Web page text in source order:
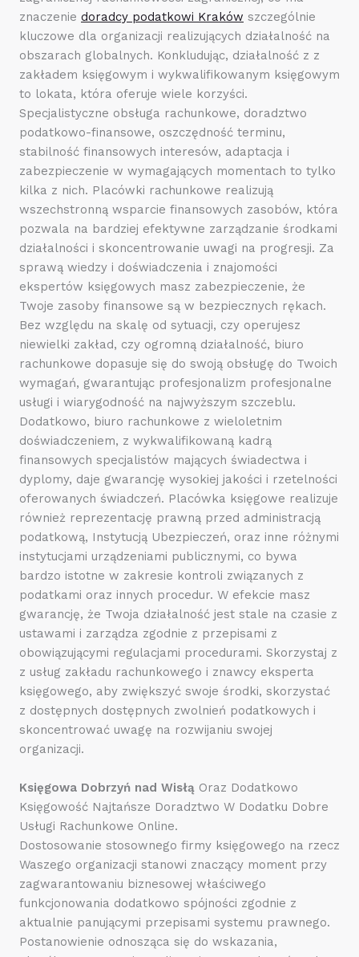
znaczenie doradcy podatkowi Kraków szczególnie
kluczowe dla organizacji realizujących działalność na
obszarach globalnych. Konkludując, działalność z z
zakładem księgowym i wykwalifikowanym księgowym
to lokata, która oferuje wiele korzyści.
Specjalistyczne obsługa rachunkowe, doradztwo
podatkowo-finansowe, oszczędność terminu,
stabilność finansowych interesów, adaptacja i
zabezpieczenie w wymagających momentach to tylko
kilka z nich. Placówki rachunkowe realizują
wszechstronną wsparcie finansowych zasobów, która
pozwala na bardziej efektywne zarządzanie środkami
działalności i skoncentrowanie uwagi na progresji. Za
sprawą wiedzy i doświadczenia i znajomości
ekspertów księgowych masz zabezpieczenie, że
Twoje zasoby finansowe są w bezpiecznych rękach.
Bez względu na skalę od sytuacji, czy operujesz
niewielki zakład, czy ogromną działalność, biuro
rachunkowe dopasuje się do swoją obsługę do Twoich
wymagań, gwarantując profesjonalizm profesjonalne
usługi i wiarygodność na najwyższym szczeblu.
Dodatkowo, biuro rachunkowe z wieloletnim
doświadczeniem, z wykwalifikowaną kadrą
finansowych specjalistów mających świadectwa i
dyplomy, daje gwarancję wysokiej jakości i rzetelności
oferowanych świadczeń. Placówka księgowe realizuje
również reprezentację prawną przed administracją
podatkową, Instytucją Ubezpieczeń, oraz inne różnymi
instytucjami urządzeniami publicznymi, co bywa
bardzo istotne w zakresie kontroli związanych z
podatkami oraz innych procedur. W efekcie masz
gwarancję, że Twoja działalność jest stale na czasie z
ustawami i zarządza zgodnie z przepisami z
obowiązującymi regulacjami procedurami. Skorzystaj z
z usług zakładu rachunkowego i znawcy eksperta
księgowego, aby zwiększyć swoje środki, skorzystać
z dostępnych dostępnych zwolnień podatkowych i
skoncentrować uwagę na rozwijaniu swojej
organizacji.
Księgowa Dobrzyń nad Wisłą Oraz Dodatkowo
Księgowość Najtańsze Doradztwo W Dodatku Dobre
Usługi Rachunkowe Online.
Dostosowanie stosownego firmy księgowego na rzecz
Waszego organizacji stanowi znaczący moment przy
zagwarantowaniu biznesowej właściwego
funkcjonowania dodatkowo spójności zgodnie z
aktualnie panującymi przepisami systemu prawnego.
Postanowienie odnosząca się do wskazania,